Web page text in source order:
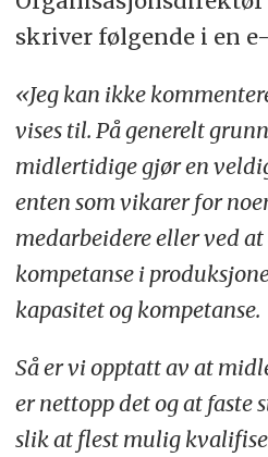
skriver følgende i en
«Jeg kan ikke
vises til. På generelt
midlertidige gjør en
enten som vikarer for
medarbeidere eller ved
kompetanse i
kapasitet og kompetanse.
Så er vi opptatt av at
er nettopp det og at faste
slik at flest mulig